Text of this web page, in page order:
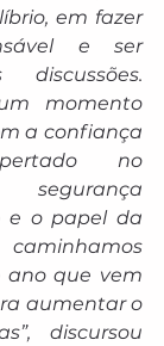
em fazer
e ser
momento
a confiança
no
segurança
e o papel da
ano que vem
aumentar o
discursou